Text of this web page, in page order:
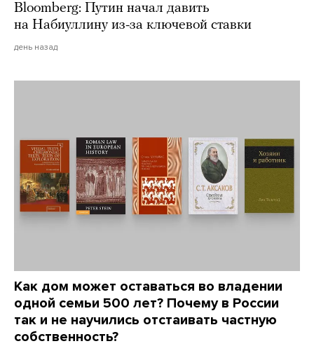
Bloomberg: Путин начал давить
на Набиуллину из-за ключевой ставки
день назад
Как дом может оставаться во владении
одной семьи 500 лет? Почему в России
так и не научились отстаивать частную
собственность?